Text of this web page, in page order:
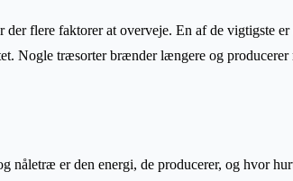
flere faktorer at overveje. En af de vigtigste
Nogle træsorter brænder længere og producerer
nåletræ er den energi, de producerer, og hvor